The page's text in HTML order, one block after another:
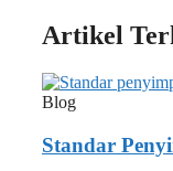
Artikel
Blog
Standar